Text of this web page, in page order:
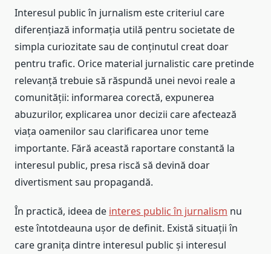
Interesul public în jurnalism este criteriul care
diferențiază informația utilă pentru societate de
simpla curiozitate sau de conținutul creat doar
pentru trafic. Orice material jurnalistic care pretinde
relevanță trebuie să răspundă unei nevoi reale a
comunității: informarea corectă, expunerea
abuzurilor, explicarea unor decizii care afectează
viața oamenilor sau clarificarea unor teme
importante. Fără această raportare constantă la
interesul public, presa riscă să devină doar
divertisment sau propagandă.
În practică, ideea de interes public în jurnalism nu
este întotdeauna ușor de definit. Există situații în
care granița dintre interesul public și interesul